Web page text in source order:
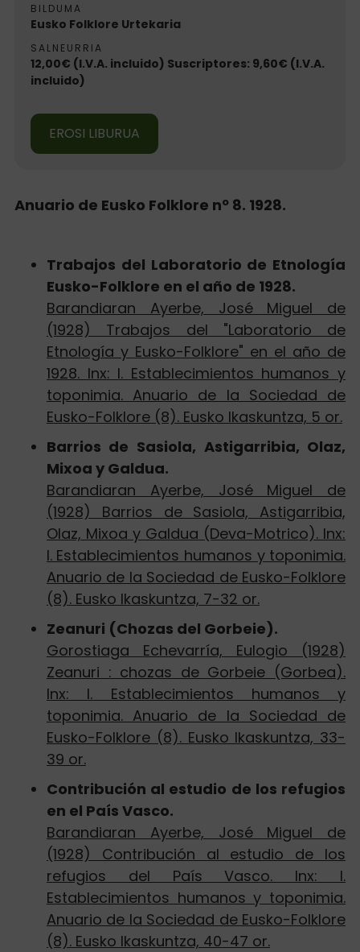
BILDUMA
Eusko Folklore Urtekaria
SALNEURRIA
12,00€ (I.V.A. incluido) Suscriptores: 9,60€ (I.V.A.
incluido)
EROSI LIBURUA
Anuario de Eusko Folklore nº 8. 1928.
Trabajos del Laboratorio de Etnología
Eusko-Folklore en el año de 1928.
Barandiaran Ayerbe, José Miguel de
(1928) Trabajos del "Laboratorio de
Etnología y Eusko-Folklore" en el año de
1928. Inx: I. Establecimientos humanos y
toponimia. Anuario de la Sociedad de
Eusko-Folklore (8). Eusko Ikaskuntza, 5 or.
Barrios de Sasiola, Astigarribia, Olaz,
Mixoa y Galdua.
Barandiaran Ayerbe, José Miguel de
(1928) Barrios de Sasiola, Astigarribia,
Olaz, Mixoa y Galdua (Deva-Motrico). Inx:
I. Establecimientos humanos y toponimia.
Anuario de la Sociedad de Eusko-Folklore
(8). Eusko Ikaskuntza, 7-32 or.
Zeanuri (Chozas del Gorbeie).
Gorostiaga Echevarría, Eulogio (1928)
Zeanuri : chozas de Gorbeie (Gorbea).
Inx: I. Establecimientos humanos y
toponimia. Anuario de la Sociedad de
Eusko-Folklore (8). Eusko Ikaskuntza, 33-
39 or.
Contribución al estudio de los refugios
en el País Vasco.
Barandiaran Ayerbe, José Miguel de
(1928) Contribución al estudio de los
refugios del País Vasco. Inx: I.
Establecimientos humanos y toponimia.
Anuario de la Sociedad de Eusko-Folklore
(8). Eusko Ikaskuntza, 40-47 or.